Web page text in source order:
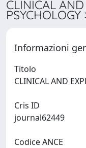
CLINICAL
Informazioni
Titolo
Cris ID
Codice ANCE